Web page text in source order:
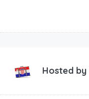
Hosted by